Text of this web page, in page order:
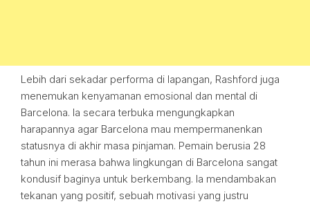
Lebih dari sekadar performa di lapangan, Rashford juga
menemukan kenyamanan emosional dan mental di
Barcelona. Ia secara terbuka mengungkapkan
harapannya agar Barcelona mau mempermanenkan
statusnya di akhir masa pinjaman. Pemain berusia 28
tahun ini merasa bahwa lingkungan di Barcelona sangat
kondusif baginya untuk berkembang. Ia mendambakan
tekanan yang positif, sebuah motivasi yang justru